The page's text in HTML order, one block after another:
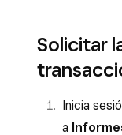
Solicitar
Inicia
a